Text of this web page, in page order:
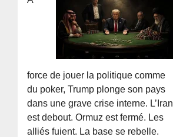
force de jouer la politique comme
du poker, Trump plonge son pays
dans une grave crise interne. L’Iran
est debout. Ormuz est fermé. Les
alliés fuient. La base se rebelle.